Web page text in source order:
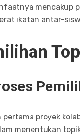
mencakup
ikatan antar-
pertama proyek
menentukan